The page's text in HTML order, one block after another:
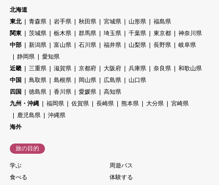
北海道
東北
青森県 岩手県 秋田県 宮城県 山形県
福島県
関東
茨城県 栃木県 群馬県 埼玉県 千葉県 東京都
神奈川県
中部
新潟県 富山県 石川県 福井県 山梨県 長野県
岐阜県
静岡県
愛知県
近畿
三重県 滋賀県 京都府 大阪府 兵庫県 奈良県
和歌山県
中国
鳥取県 島根県 岡山県 広島県
山口県
四国
徳島県 香川県 愛媛県
高知県
九州・沖縄
福岡県 佐賀県 長崎県 熊本県 大分県
宮崎県
鹿児島県
沖縄県
海外
旅の目的
学ぶ
周遊パス
食べる
体験する